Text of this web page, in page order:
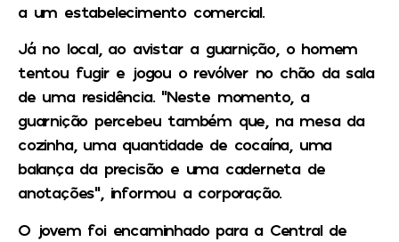
a um estabelecimento comercial.
Já no local, ao avistar a guarnição, o homem
tentou fugir e jogou o revólver no chão da sala
de uma residência. “Neste momento, a
guarnição percebeu também que, na mesa da
cozinha, uma quantidade de cocaína, uma
balança da precisão e uma caderneta de
anotações”, informou a corporação.
O jovem foi encaminhado para a Central de